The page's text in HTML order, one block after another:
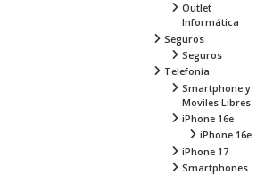
Outlet
Informática
Seguros
Seguros
Telefonía
Smartphone y
Moviles Libres
iPhone 16e
iPhone 16e
iPhone 17
Smartphones